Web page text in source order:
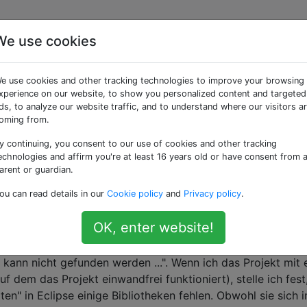
im
Lösung von Abhängigkeiten eingerichtet.
ich, es auf einem neuen PC zu kompilieren und
mit fehlenden Abhängigkeiten in Eclipse.
package" in der Konsole oder in Eclipse starte, es gut
der alle notwendigen Gläser enthält. Nur Eclipse
da sein Erstellungspfad unvollständig ist. Die
nicht gefunden werden ...". Wenn ich das Projekt mit
dem das Projekt einwandfrei funktioniert), stelle ich
in Eclipse einige Bibliotheken fehlen. Obwohl sie sich
use cookies
use cookies and other tracking technologies to improve your browsing
on our website, to show you personalized content and targeted
to analyze our website traffic, and to understand where our visitors
from.
continuing, you consent to our use of cookies and other tracking
and affirm you're at least 16 years old or have consent from a
or guardian.
can read details in our Cookie policy and Privacy policy.
OK, enter website!